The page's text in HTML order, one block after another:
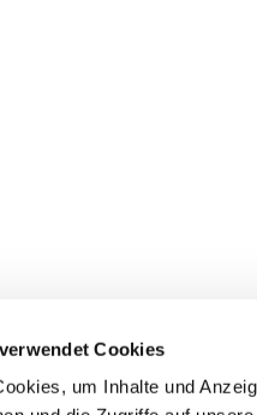
Cookies
um Inhalte und